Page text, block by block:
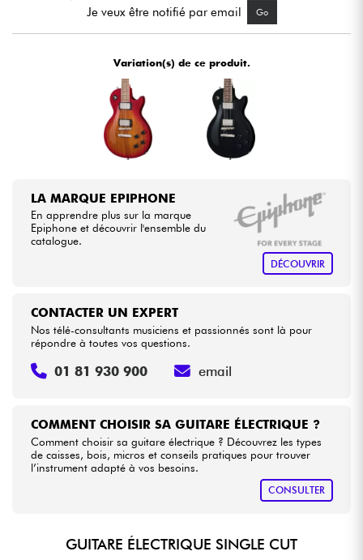
Voir nos marques
Je veux être notifié par email Go
Variation(s) de ce produit.
LA MARQUE EPIPHONE
En apprendre plus sur la marque
Epiphone et découvrir l'ensemble du
catalogue.
DÉCOUVRIR
COMMENT CHOISIR SA GUITARE ÉLECTRIQUE ?
Comment choisir sa guitare électrique ? Découvrez les types
de caisses, bois, micros et conseils pratiques pour trouver
l’instrument adapté à vos besoins.
CONSULTER
CONTACTER UN EXPERT
Nos télé-consultants musiciens et passionnés sont là pour
répondre à toutes vos questions.
01 81 930 900 email
GUITARE ÉLECTRIQUE SINGLE CUT